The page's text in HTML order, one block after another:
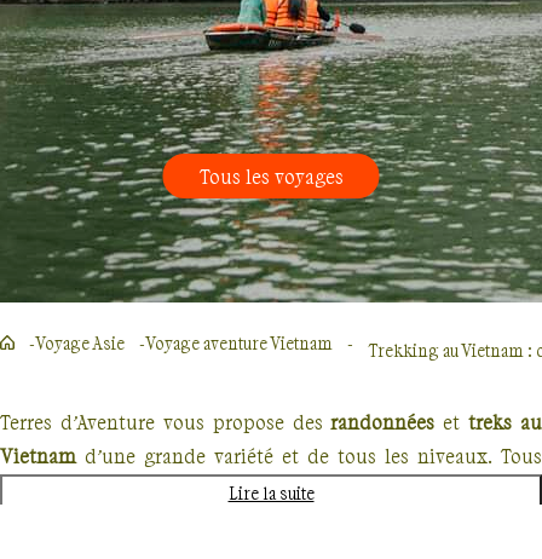
Tous les voyages
Voyage Asie Voyage aventure Vietnam Trekking au Vietnam :
Terres d’Aventure vous propose desrandonnéesettreks au
Vietnam d’une grande variété et de tous les niveaux. Tous
cependant ont pour cadre des paysages parmi les plus beaux
Lire la suite